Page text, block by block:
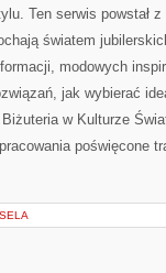
Ten serwis powstał
światem
modowych
jak wybierać
w Kulturze
poświęcone